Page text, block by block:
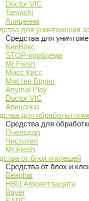
Doctor VIC
Tamachi
Апиценна
для уничтожения
Средства для
БиоВакс
STOP-проблема
Mr.Fresh
Мисс Кисс
Мистер Бруно
Anymal Play
Doctor VIC
Апиценна
для обработки
Средства для
Пчелодар
Чистотел
Mr.Fresh
от блох и клещей
Средства от блох и
Beaphar
НВЦ Агроветзащита
Bayer